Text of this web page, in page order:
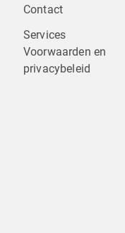
Contact
Services
Voorwaarden en
privacybeleid